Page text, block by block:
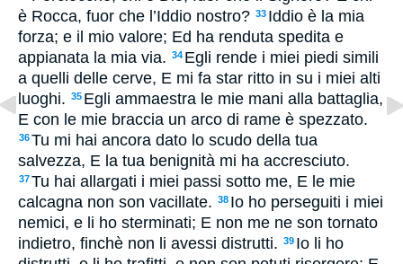
è Rocca, fuor che l’Iddio nostro? 33 Iddio è la mia
forza; e il mio valore; Ed ha renduta spedita e
appianata la mia via. 34 Egli rende i miei piedi simili
a quelli delle cerve, E mi fa star ritto in su i miei alti
luoghi. 35 Egli ammaestra le mie mani alla battaglia,
E con le mie braccia un arco di rame è spezzato.
36Tu mi hai ancora dato lo scudo della tua
salvezza, E la tua benignità mi ha accresciuto.
37Tu hai allargati i miei passi sotto me, E le mie
calcagna non son vacillate. 38 Io ho perseguiti i miei
nemici, e li ho sterminati; E non me ne son tornato
indietro, finchè non li avessi distrutti. 39 Io li ho